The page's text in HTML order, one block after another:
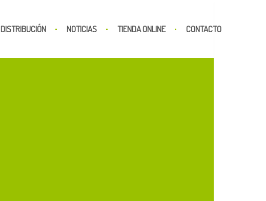
DISTRIBUCIÓN NOTICIAS TIENDA ONLINE CONTACTO